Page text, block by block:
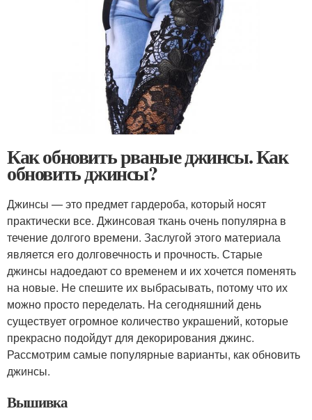
Как обновить рваные джинсы. Как
обновить джинсы?
Джинсы — это предмет гардероба, который носят
практически все. Джинсовая ткань очень популярна в
течение долгого времени. Заслугой этого материала
является его долговечность и прочность. Старые
джинсы надоедают со временем и их хочется поменять
на новые. Не спешите их выбрасывать, потому что их
можно просто переделать. На сегодняшний день
существует огромное количество украшений, которые
прекрасно подойдут для декорирования джинс.
Рассмотрим самые популярные варианты, как обновить
джинсы.
Вышивка